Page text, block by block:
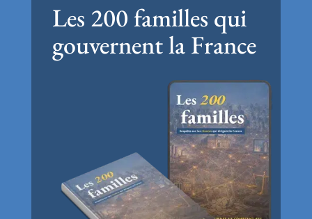
Les 200 familles qui
gouvernent la France